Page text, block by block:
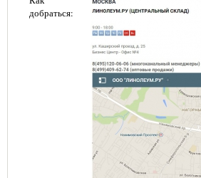
добраться: